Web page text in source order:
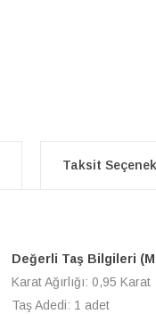
Taksit
Değerli Taş Bilgileri
Karat Ağırlığı: 0,95 Karat
Taş Adedi: 1 adet